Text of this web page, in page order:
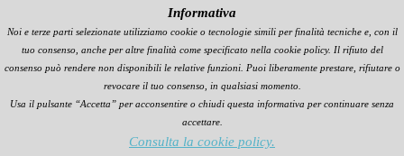
Informativa
Noi e terze parti selezionate utilizziamo cookie o tecnologie simili per finalità tecniche e, con il
tuo consenso, anche per altre finalità come specificato nella cookie policy. Il rifiuto del
consenso può rendere non disponibili le relative funzioni. Puoi liberamente prestare, rifiutare o
revocare il tuo consenso, in qualsiasi momento.
Usa il pulsante “Accetta” per acconsentire o chiudi questa informativa per continuare senza
accettare.
Consulta la cookie policy.